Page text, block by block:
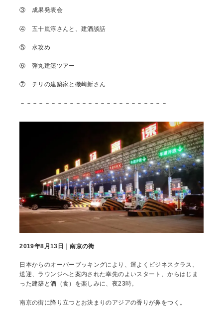
③ 成果発表会
④ 五十嵐淳さんと、建酒談話
⑤ 水攻め
⑥ 弾丸建築ツアー
⑦ チリの建築家と磯崎新さん
－－－－－－－－－－－－－－－－－－－－－－－－
2019年8月13日｜南京の街
日本からのオーバーブッキングにより、運よくビジネスクラス、
送迎、ラウンジへと案内された幸先のよいスタート、からはじま
った建築と酒（食）を楽しみに、夜23時。
南京の街に降り立つとお決まりのアジアの香りが鼻をつく。